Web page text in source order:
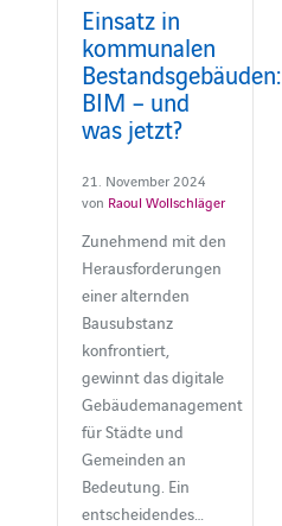
Einsatz in
kommunalen
Bestandsgebäuden:
BIM – und
was jetzt?
21. November 2024
von Raoul Wollschläger
Zunehmend mit den
Herausforderungen
einer alternden
Bausubstanz
konfrontiert,
gewinnt das digitale
Gebäudemanagement
für Städte und
Gemeinden an
Bedeutung. Ein
entscheidendes…